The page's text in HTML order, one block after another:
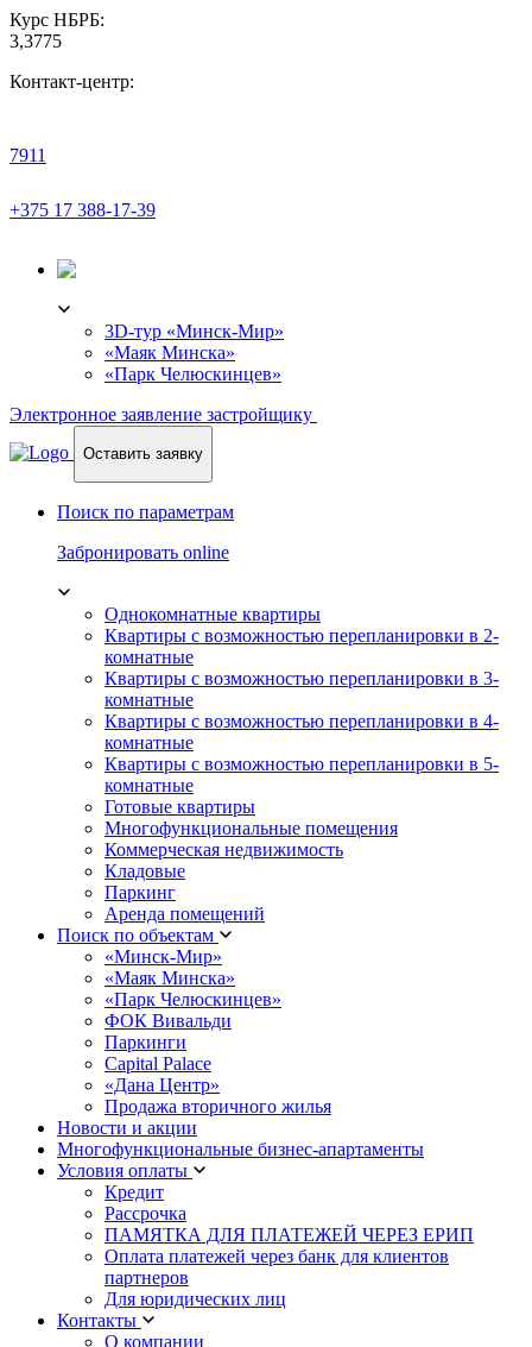
Курс НБРБ:
3,3775
Контакт-центр:
7911
+375 17 388-17-39
3D-тур «Минск-Мир»
«Маяк Минска»
«Парк Челюскинцев»
Электронное заявление застройщику
Оставить заявку
Поиск по параметрам
Забронировать online
Однокомнатные квартиры
Квартиры с возможностью перепланировки в 2-
комнатные
Квартиры с возможностью перепланировки в 3-
комнатные
Квартиры с возможностью перепланировки в 4-
комнатные
Квартиры с возможностью перепланировки в 5-
комнатные
Готовые квартиры
Многофункциональные помещения
Коммерческая недвижимость
Кладовые
Паркинг
Аренда помещений
Поиск по объектам
«Минск-Мир»
«Маяк Минска»
«Парк Челюскинцев»
ФОК Вивальди
Паркинги
Capital Palace
«Дана Центр»
Продажа вторичного жилья
Новости и акции
Многофункциональные бизнес-апартаменты
Условия оплаты
Кредит
Рассрочка
ПАМЯТКА ДЛЯ ПЛАТЕЖЕЙ ЧЕРЕЗ ЕРИП
Оплата платежей через банк для клиентов
партнеров
Для юридических лиц
Контакты
О компании